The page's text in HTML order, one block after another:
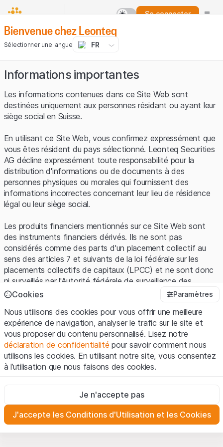
Se connecter
Bienvenue chez Leonteq
Sélectionner une langue FR
Informations importantes
Les informations contenues dans ce Site Web sont
destinées uniquement aux personnes résidant ou ayant leur
siège social en Suisse.
En utilisant ce Site Web, vous confirmez expressément que
vous êtes résident du pays sélectionné. Leonteq Securities
AG décline expressément toute responsabilité pour la
distribution d'informations ou de documents à des
personnes physiques ou morales qui fournissent des
informations incorrectes concernant leur lieu de résidence
légal ou leur siège social.
Les produits financiers mentionnés sur ce Site Web sont
des instruments financiers dérivés. Ils ne sont pas
considérés comme des parts d'un placement collectif au
sens des articles 7 et suivants de la loi fédérale sur les
placements collectifs de capitaux (LPCC) et ne sont donc
ni surveillés par l'Autorité fédérale de surveillance des
marchés financiers (FINMA) ni enregistrés auprès de la
protection spécifique des investisseurs prévue par la LPCC.
Conditions d'utilisation et informations juridiques
En utilisant le Site Web de Leonteq Securities AG (ci-après
"Site Web"), vous confirmez que vous avez compris et que
vous acceptez les informations juridiques, les notes
vous n'acceptez pas les Conditions d'utilisation, veuillez-
vous abstenir d'utiliser ce Site Web.
Informations propriétaires
Tous les droits de propriété intellectuelle (par exemple, les
Cookies Paramètres
Nous utilisons des cookies pour vous offrir une meilleure
expérience de navigation, analyser le trafic sur le site et
vous proposer du contenu personnalisé. Lisez notre
déclaration de confidentialité pour savoir comment nous
utilisons les cookies. En utilisant notre site, vous consentez
à l’utilisation que nous faisons des cookies.
Ces cookies sont nécessaires au bon fonctionnement du site
Internet et ne peuvent pas être désactivés.
Analyses
Ces cookies suivent les interactions des visiteurs du site
Je n'accepte pas
J'accepte les Conditions d'Utilisation et les Cookies